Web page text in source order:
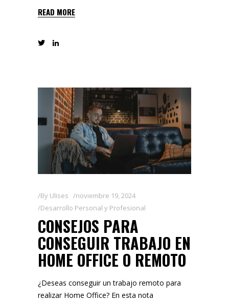
READ MORE
By Ulises
noviembre 19, 2024
Desarrollo Personal y Profesional
CONSEJOS PARA
CONSEGUIR TRABAJO EN
HOME OFFICE O REMOTO
¿Deseas conseguir un trabajo remoto para
realizar Home Office? En esta nota